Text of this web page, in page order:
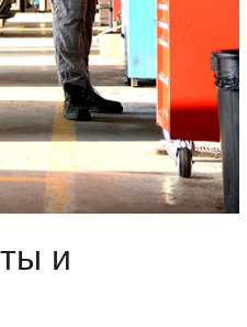
и